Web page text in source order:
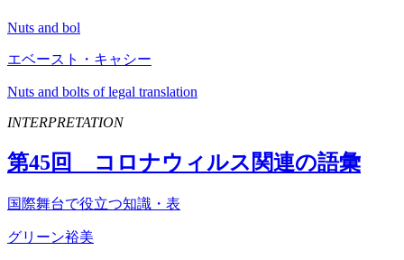
Nuts and bol
エベースト・キャシー
Nuts and bolts of legal translation
INTERPRETATION
第45回 コロナウィルス関連の語彙
国際舞台で役立つ知識・表
グリーン裕美